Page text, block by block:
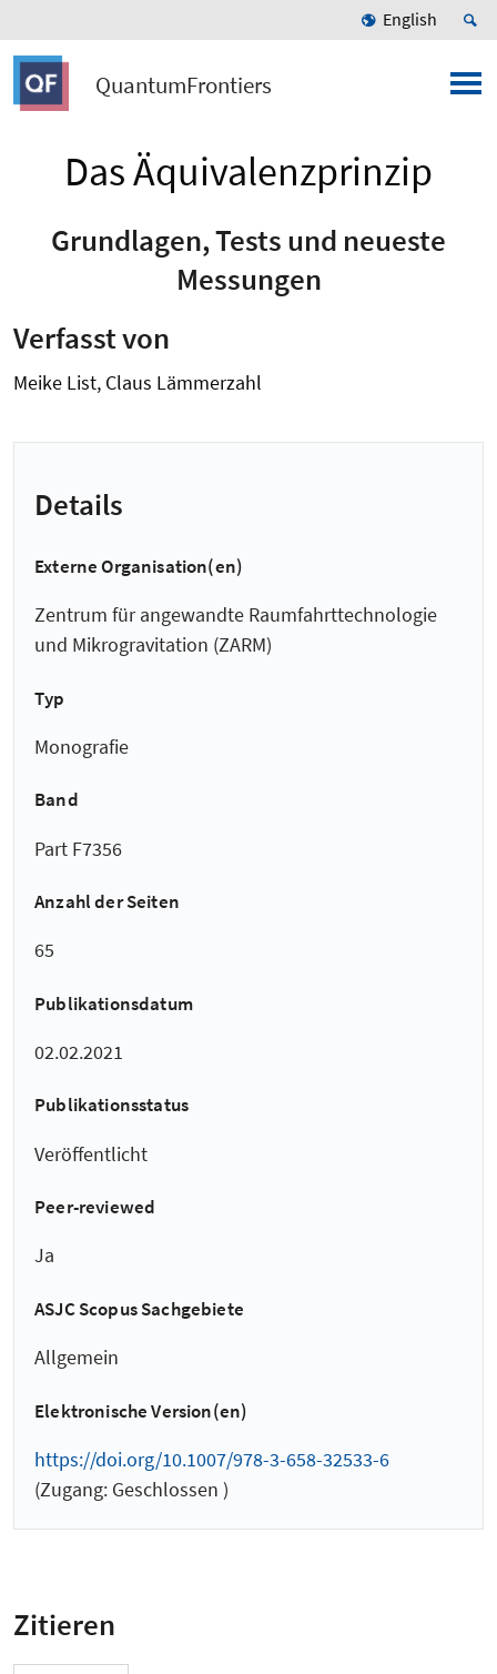
English
QuantumFrontiers
Das Äquivalenzprinzip
Grundlagen, Tests und neueste
Messungen
Verfasst von
Meike List, Claus Lämmerzahl
Details
Externe Organisation(en)
Zentrum für angewandte Raumfahrt­technologie
und Mikro­gravitation (ZARM)
Typ
Monografie
Band
Part F7356
Anzahl der Seiten
65
Publikationsdatum
02.02.2021
Publikationsstatus
Veröffentlicht
Peer-reviewed
Ja
ASJC Scopus Sachgebiete
Allgemein
Elektronische Version(en)
https://doi.org/10.1007/978-3-658-32533-6
(Zugang: Geschlossen )
Zitieren